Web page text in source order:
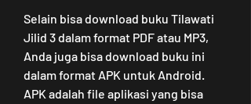
Selain bisa download buku Tilawati
Jilid 3 dalam format PDF atau MP3,
Anda juga bisa download buku ini
dalam format APK untuk Android.
APK adalah file aplikasi yang bisa